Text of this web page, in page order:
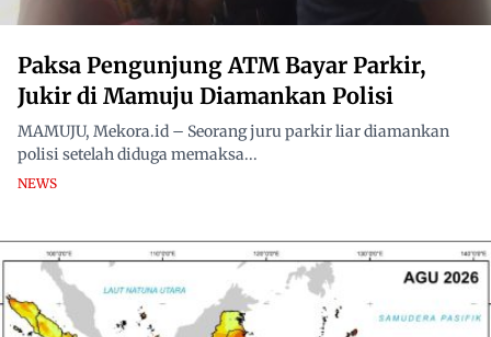
Paksa Pengunjung ATM Bayar Parkir,
Jukir di Mamuju Diamankan Polisi
MAMUJU, Mekora.id – Seorang juru parkir liar diamankan
polisi setelah diduga memaksa...
NEWS